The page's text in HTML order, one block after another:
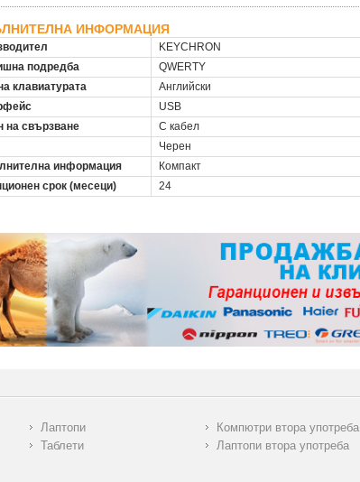
ИНФОРМАЦИЯ
KEYCHRON
подредба
QWERTY
клавиатурата
Английски
USB
на свързване
С кабел
Черен
информация
Компакт
срок (месеци)
24
Лаптопи
Таблети
Компютри втора употреба
Лаптопи втора употреба